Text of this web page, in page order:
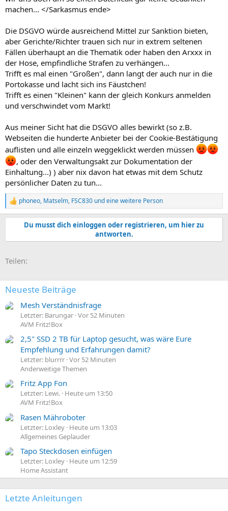
machen... </Sarkasmus ende>
Die DSGVO würde ausreichend Mittel zur Sanktion bieten,
aber Gerichte/Richter trauen sich nur in extrem seltenen
Fällen überhaupt an die Thematik oder haben den Arxxx in
der Hose, empfindliche Strafen zu verhängen...
Trifft es mal einen "Großen", dann langt der auch nur in die
Portokasse und lacht sich ins Fäustchen!
Trifft es einen "Kleinen" kann der gleich Konkurs anmelden
und verschwindet vom Markt!
Aus meiner Sicht hat die DSGVO alles bewirkt (so z.B.
Webseiten die hunderte Anbieter bei der Cookie-Bestätigung
auflisten und alle einzeln weggeklickt werden müssen
, oder den Verwaltungsakt zur Dokumentation der
Einhaltung...) ) aber nix davon hat etwas mit dem Schutz
persönlicher Daten zu tun...
R
e
a
i
n
:
phoneo, Matselm, FSC830 und eine weitere Person
Du musst dich einloggen oder registrieren, um hier zu
antworten.
Teilen:
Neueste Beiträge
Mesh Verständnisfrage
Letzter: Barungar Vor 52 Minuten
AVM Fritz!Box
2,5" SSD 2 TB für Laptop gesucht, was wäre Eure
Empfehlung und Erfahrungen damit?
Letzter: blurrrr Vor 52 Minuten
Anderweitige Themen
Fritz App Fon
Letzter: Lewi. Heute um 13:50
AVM Fritz!Box
Rasen Mähroboter
Letzter: Loxley Heute um 13:03
Allgemeines Geplauder
Tapo Steckdosen einfügen
Letzter: Loxley Heute um 12:59
Home Assistant
Letzte Anleitungen